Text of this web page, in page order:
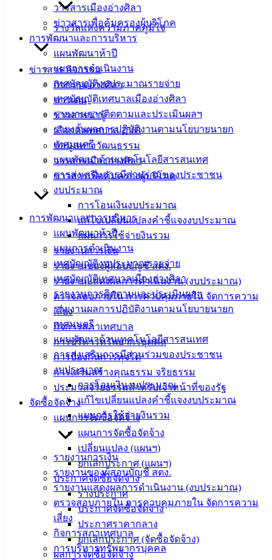
วารสารเมืองอ่างศิลา
ข่าวสารเพื่อคุ้มครองผู้บริโภค
การพัฒนาและการบริหาร
แผนพัฒนาห้าปี
แผนการดำเนินงาน
เทศบัญญัติงบประมาณรายจ่าย
เทศบัญญัติเทศบาลเมืองอ่างศิลา
รายงานการติดตามและประเมินผลฯ
รายงานผลการปฏิบัติงานตามนโยบายนายก
เทศมนตรี
แผนพัฒนาด้านเทคโนโลยีสารสนเทศ
การส่งเสริมการมีส่วนร่วมของประชาชน
งบประมาณ
การโอนเงินงบประมาณ
แก้ไขเปลี่ยนแปลงคำชี้แจงงบประมาณ
แผนการใช้จ่ายงินรวม
รายงานการเงิน
รายงานของผู้สอบบัญชี สตง.
รายงานแสดงผลการดำเนินงาน (งบประมาณ)
ตรวจสอบภายใน การควบคุมภายใน จัดการความ
เสี่ยง
กิจการสภาเทศบาล
การบริหารทรัพยากรบุคคล
การป้องกันการทุจริต
การเสริมสร้างคุณธรรม จริยธรรม
ประมวลจริยธรรมสำหรับเจ้าหน้าที่ของรัฐ
จัดซื้อจัดจ้าง
แผนการจัดซื้อจัดจ้าง
แผนการจัดซื้อจัดจ้าง
เปลี่ยนแปลง (แผนฯ)
ยกเลิกประกาศ (แผนฯ)
ประกาศจัดซื้อจัดจ้าง
ร่างประกาศ
ประกาศจัดซื้อจัดจ้าง
ประกาศราคากลาง
ยกเลิกประกาศ (จัดซื้อจัดจ้าง)
ผลการจัดซื้อจัดจ้าง
รางวัลแห่งความภาคภูมิใจ
ข่าวสาร กิจกรรม
กิจกรรมอ่างศิลา
ข่าวเด่น
ข่าวสารน่ารู้
เลือกตั้งเทศบาล 2568
ข้อมูลทางวัฒนธรรม
วารสารเมืองอ่างศิลา
ข่าวสารเพื่อคุ้มครองผู้บริโภค
การพัฒนาและการบริหาร
แผนพัฒนาห้าปี
แผนการดำเนินงาน
เทศบัญญัติงบประมาณรายจ่าย
เทศบัญญัติเทศบาลเมืองอ่างศิลา
รายงานการติดตามและประเมินผลฯ
รายงานผลการปฏิบัติงานตามนโยบายนายก
เทศมนตรี
แผนพัฒนาด้านเทคโนโลยีสารสนเทศ
การส่งเสริมการมีส่วนร่วมของประชาชน
งบประมาณ
การโอนเงินงบประมาณ
แก้ไขเปลี่ยนแปลงคำชี้แจงงบประมาณ
แผนการใช้จ่ายงินรวม
รายงานการเงิน
รายงานของผู้สอบบัญชี สตง.
รายงานแสดงผลการดำเนินงาน (งบประมาณ)
ตรวจสอบภายใน การควบคุมภายใน จัดการความ
เสี่ยง
กิจการสภาเทศบาล
การบริหารทรัพยากรบุคคล
ดาวน์โหลด
แบบ
ฟอร์ม,
เอกสาร
คู่มือ
สำหรับ
ประชาชน/
คู่มือการ
ปฏิบัติ
งาน
ข่าวสาร
น่ารู้
ข้อมูล
ข่าวสาร
อิเล็กทรอนิกส์
องค์
ความรู้
(Knowledge
Management)
เทศบาล
สายตรง
นายก
ประวัติ
เทศบาล
หัวหน้า
ราชการ
เทศบาล